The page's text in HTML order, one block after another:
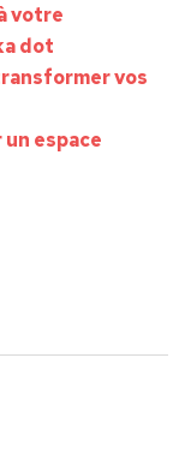
votre
dot
vos
espace